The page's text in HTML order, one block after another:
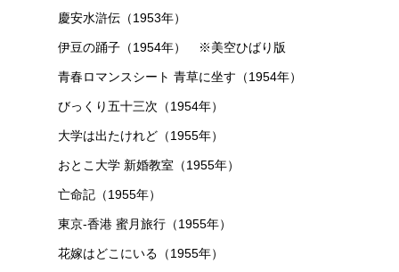
慶安水滸伝（1953年）
伊豆の踊子（1954年） ※美空ひばり版
青春ロマンスシート 青草に坐す（1954年）
びっくり五十三次（1954年）
大学は出たけれど（1955年）
おとこ大学 新婚教室（1955年）
亡命記（1955年）
東京-香港 蜜月旅行（1955年）
花嫁はどこにいる（1955年）